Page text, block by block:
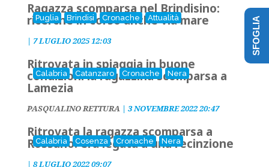
Puglia Brindisi Cronache Attualità
Ragazza scomparsa nel Brindisino:
ricerche in corso anche via mare
| 7 LUGLIO 2025 12:03
Calabria Catanzaro Cronache Nera
Ritrovata in spiaggia in buone
condizioni la ragazzina scomparsa a
Lamezia
PASQUALINO RETTURA| 3 NOVEMBRE 2022 20:47
Calabria Cosenza Cronache Nera
Ritrovata la ragazza scomparsa a
Rossano: era legata a una recinzione
| 8 LUGLIO 2022 09:07
SFOGLIA